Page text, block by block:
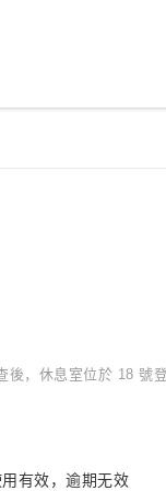
，休息室位於 18 號
有效，逾期无效